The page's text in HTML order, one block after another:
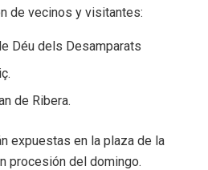
de vecinos y visitantes:
Déu dels Desamparats
de Ribera.
expuestas en la plaza de la
procesión del domingo.